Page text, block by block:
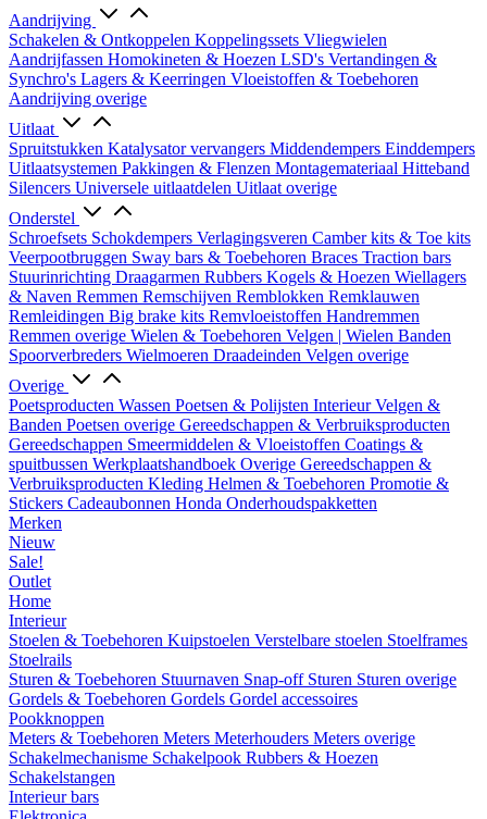
Aandrijving
Schakelen & Ontkoppelen Koppelingssets Vliegwielen
Aandrijfassen Homokineten & Hoezen LSD's Vertandingen &
Synchro's Lagers & Keerringen Vloeistoffen & Toebehoren
Aandrijving overige
Uitlaat
Spruitstukken Katalysator vervangers Middendempers Einddempers
Uitlaatsystemen Pakkingen & Flenzen Montagemateriaal Hitteband
Silencers Universele uitlaatdelen Uitlaat overige
Onderstel
Schroefsets Schokdempers Verlagingsveren Camber kits & Toe kits
Veerpootbruggen Sway bars & Toebehoren Braces Traction bars
Stuurinrichting Draagarmen Rubbers Kogels & Hoezen Wiellagers
& Naven Remmen Remschijven Remblokken Remklauwen
Remleidingen Big brake kits Remvloeistoffen Handremmen
Remmen overige Wielen & Toebehoren Velgen | Wielen Banden
Spoorverbreders Wielmoeren Draadeinden Velgen overige
Overige
Poetsproducten Wassen Poetsen & Polijsten InterieurVelgen &
Banden Poetsen overige Gereedschappen & Verbruiksproducten
Gereedschappen Smeermiddelen & Vloeistoffen Coatings &
spuitbussen Werkplaatshandboek Overige Gereedschappen &
Verbruiksproducten Kleding Helmen & Toebehoren Promotie &
Stickers Cadeaubonnen Honda Onderhoudspakketten
Merken
Nieuw
Sale!
Outlet
Home
Interieur
Stoelen & Toebehoren Kuipstoelen Verstelbare stoelen Stoelframes
Stoelrails
Sturen & Toebehoren Stuurnaven Snap-off Sturen Sturen overige
Gordels & Toebehoren Gordels Gordel accessoires
Pookknoppen
Meters & Toebehoren Meters Meterhouders Meters overige
Schakelmechanisme Schakelpook Rubbers & Hoezen
Schakelstangen
Interieur bars